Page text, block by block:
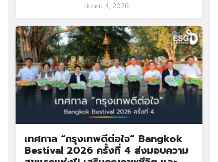
Search
Search
มีนาคม 4, 2026
เทศกาล “กรุงเทพดีต่อใจ” Bangkok
Bestival 2026 ครั้งที่ 4 ส่งมอบความ